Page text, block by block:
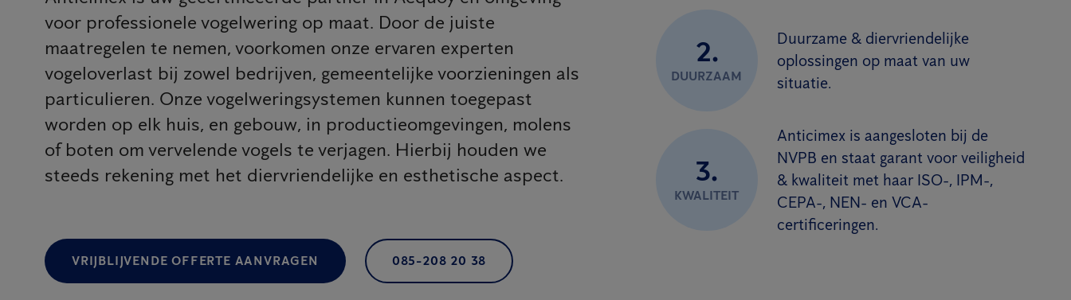
voor professionele vogelwering op maat. Door de juiste
maatregelen te nemen, voorkomen onze ervaren experten
vogeloverlast bij zowel bedrijven, gemeentelijke voorzieningen als
particulieren. Onze vogelweringsystemen kunnen toegepast
worden op elk huis, en gebouw, in productieomgevingen, molens
of boten om vervelende vogels te verjagen. Hierbij houden we
steeds rekening met het diervriendelijke en esthetische aspect.
VRIJBLIJVENDE OFFERTE AANVRAGEN 085-208 20 38
2.
DUURZAAM
Duurzame & diervriendelijke
oplossingen op maat van uw
situatie.
3.
KWALITEIT
Anticimex is aangesloten bij de
NVPB en staat garant voor veiligheid
& kwaliteit met haar ISO-, IPM-,
CEPA-, NEN- en VCA-
certificeringen.